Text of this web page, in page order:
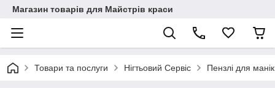
Магазин товарів для Майстрів краси
Товари та послуги Нігтьовий Сервіс Пензлі для